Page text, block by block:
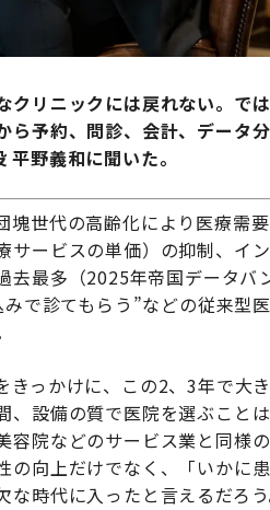
リニックには戻れない。で
予約、問診、会計、データ
野義和に聞いた。
世代の高齢化により医療需
ービスの単価）の抑制、イ
去最多（2025年帝国データバ
で診てもらう”などの従来型
っかけに、この2、3年で大
、設備の質で医院を選ぶこと
院などのサービス業と同様
向上だけでなく、「いかに
時代に入ったと言えるだろう